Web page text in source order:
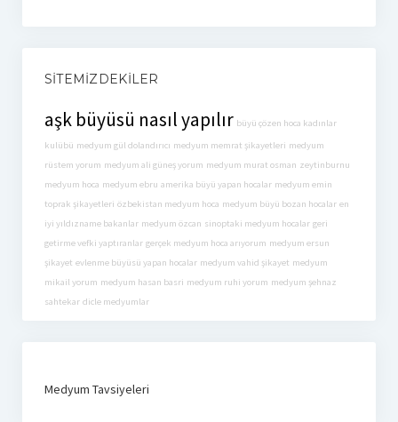
SITEMIZDEKILER
aşk büyüsü nasıl yapılır büyü çözen hoca kadınlar
kulübü medyum gül dolandırıcı medyum memrat şikayetleri medyum
rüstem yorum medyum ali güneş yorum medyum murat osman zeytinburnu
medyum hoca medyum ebru amerika büyü yapan hocalar medyum emin
toprak şikayetleri özbekistan medyum hoca medyum büyü bozan hocalar en
iyi yıldızname bakanlar medyum özcan sinoptaki medyum hocalar geri
getirme vefki yaptıranlar gerçek medyum hoca arıyorum medyum ersun
şikayet evlenme büyüsü yapan hocalar medyum vahid şikayet medyum
mikail yorum medyum hasan basri medyum ruhi yorum medyum şehnaz
sahtekar dicle medyumlar
Medyum Tavsiyeleri